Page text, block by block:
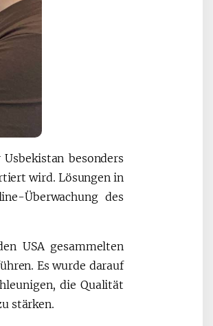
besonders
wird. Lösungen in
Überwachung des
USA gesammelten
Es wurde darauf
die Qualität
stärken.